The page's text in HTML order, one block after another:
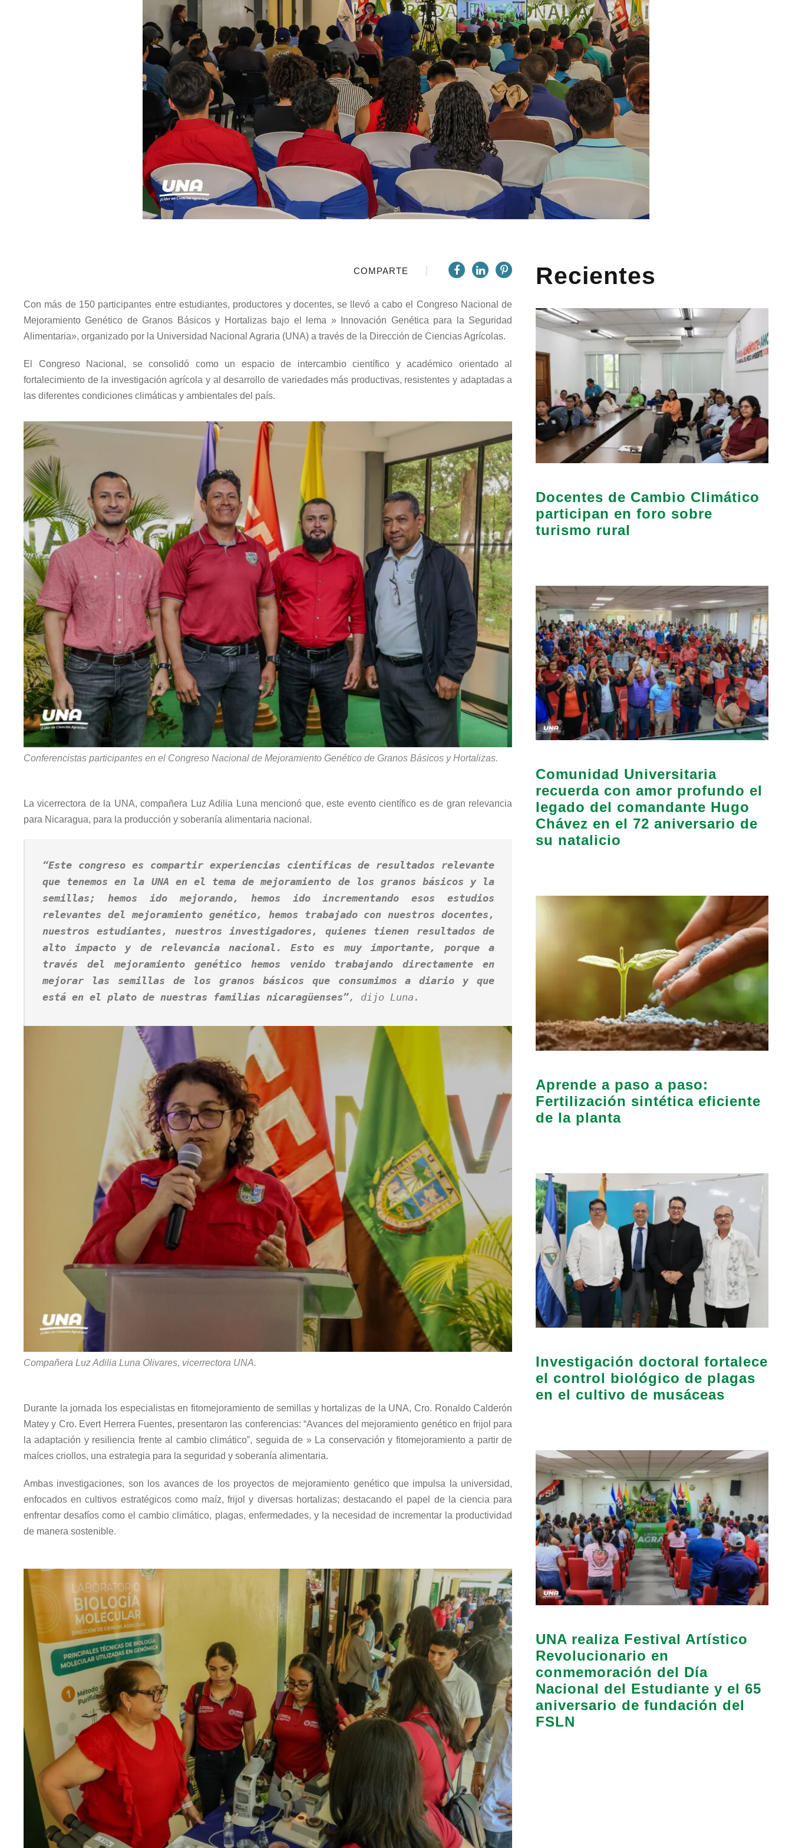
COMPARTE
Con más de 150 participantes entre estudiantes, productores y docentes, se llevó a cabo el Congreso Nacional de
Mejoramiento Genético de Granos Básicos y Hortalizas bajo el lema » Innovación Genética para la Seguridad
Alimentaria», organizado por la Universidad Nacional Agraria (UNA) a través de la Dirección de Ciencias Agrícolas.
El Congreso Nacional, se consolidó como un espacio de intercambio científico y académico orientado al
fortalecimiento de la investigación agrícola y al desarrollo de variedades más productivas, resistentes y adaptadas a
las diferentes condiciones climáticas y ambientales del país.
Conferencistas participantes en el Congreso Nacional de Mejoramiento Genético de Granos Básicos y Hortalizas.
La vicerrectora de la UNA, compañera Luz Adilia Luna mencionó que, este evento científico es de gran relevancia
para Nicaragua, para la producción y soberanía alimentaria nacional.
“Este congreso es compartir experiencias científicas de resultados relevante
que tenemos en la UNA en el tema de mejoramiento de los granos básicos y la
semillas; hemos ido mejorando, hemos ido incrementando esos estudios
relevantes del mejoramiento genético, hemos trabajado con nuestros docentes,
nuestros estudiantes, nuestros investigadores, quienes tienen resultados de
alto impacto y de relevancia nacional. Esto es muy importante, porque a
través del mejoramiento genético hemos venido trabajando directamente en
mejorar las semillas de los granos básicos que consumimos a diario y que
está en el plato de nuestras familias nicaragüenses”, dijo Luna.
Compañera Luz Adilia Luna Olivares, vicerrectora UNA.
Durante la jornada los especialistas en fitomejoramiento de semillas y hortalizas de la UNA, Cro. Ronaldo Calderón
Matey y Cro. Evert Herrera Fuentes, presentaron las conferencias: “Avances del mejoramiento genético en frijol para
la adaptación y resiliencia frente al cambio climático”, seguida de » La conservación y fitomejoramiento a partir de
maíces criollos, una estrategia para la seguridad y soberanía alimentaria.
Ambas investigaciones, son los avances de los proyectos de mejoramiento genético que impulsa la universidad,
enfocados en cultivos estratégicos como maíz, frijol y diversas hortalizas; destacando el papel de la ciencia para
enfrentar desafíos como el cambio climático, plagas, enfermedades, y la necesidad de incrementar la productividad
de manera sostenible.
Recientes
Docentes de Cambio Climático
participan en foro sobre
turismo rural
Comunidad Universitaria
recuerda con amor profundo el
legado del comandante Hugo
Chávez en el 72 aniversario de
su natalicio
Aprende a paso a paso:
Fertilización sintética eficiente
de la planta
Investigación doctoral fortalece
el control biológico de plagas
en el cultivo de musáceas
UNA realiza Festival Artístico
Revolucionario en
conmemoración del Día
Nacional del Estudiante y el 65
aniversario de fundación del
FSLN